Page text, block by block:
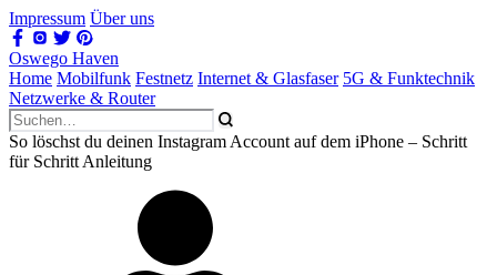
Impressum Über uns
Oswego Haven
Home Mobilfunk Festnetz Internet & Glasfaser 5G & Funktechnik
Netzwerke & Router
So löschst du deinen Instagram Account auf dem iPhone – Schritt
für Schritt Anleitung